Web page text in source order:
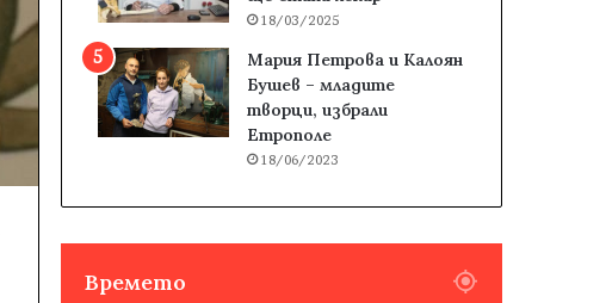
18/03/2025
Мария Петрова и Калоян
Бушев – младите
творци, избрали
Етрополе
18/06/2023
Времето